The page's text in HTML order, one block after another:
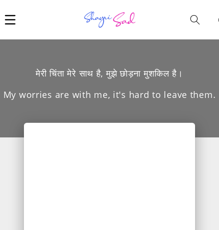
मेरी चिंता मेरे साथ है, मुझे छोड़ना मुशकिल है।
My worries are with me, it's hard to leave them.